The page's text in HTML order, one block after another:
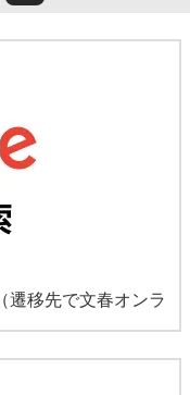
（遷移先で文春オンラ